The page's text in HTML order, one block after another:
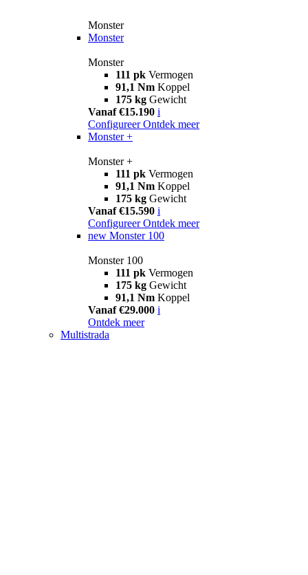
Monster
Monster
Monster
111 pk Vermogen
91,1 Nm Koppel
175 kg Gewicht
Vanaf €15.190 i
Configureer Ontdek meer
Monster +
Monster +
111 pk Vermogen
91,1 Nm Koppel
175 kg Gewicht
Vanaf €15.590 i
Configureer Ontdek meer
new Monster 100
Monster 100
111 pk Vermogen
175 kg Gewicht
91,1 Nm Koppel
Vanaf €29.000 i
Ontdek meer
Multistrada